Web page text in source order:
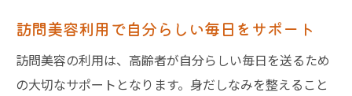
訪問美容利用で自分らしい毎日をサポート
訪問美容の利用は、高齢者が自分らしい毎日を送るため
の大切なサポートとなります。身だしなみを整えること